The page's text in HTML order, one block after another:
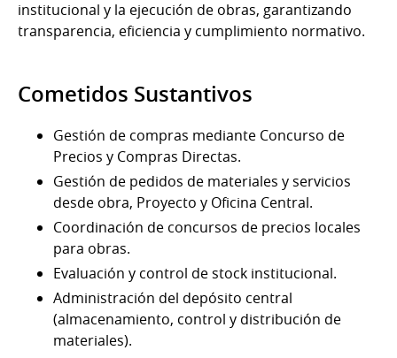
institucional y la ejecución de obras, garantizando
transparencia, eficiencia y cumplimiento normativo.
Cometidos Sustantivos
Gestión de compras mediante Concurso de
Precios y Compras Directas.
Gestión de pedidos de materiales y servicios
desde obra, Proyecto y Oficina Central.
Coordinación de concursos de precios locales
para obras.
Evaluación y control de stock institucional.
Administración del depósito central
(almacenamiento, control y distribución de
materiales).